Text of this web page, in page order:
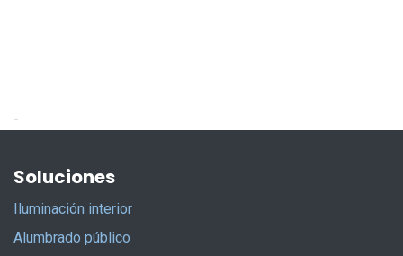
-
Soluciones
Iluminación interior
Alumbrado público